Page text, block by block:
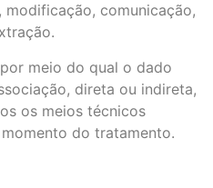
comunicação,
meio do qual o dado
direta ou indireta,
os meios técnicos
do tratamento.